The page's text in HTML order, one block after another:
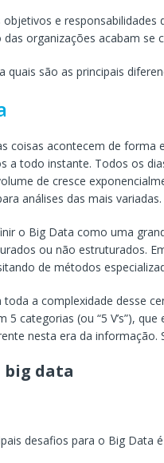
e
organizações acabam se
quais são as principais
coisas acontecem de forma
a todo instante. Todos os
de cresce
análises das mais variadas.
o Big Data como uma
ou não estruturados.
de métodos
toda a complexidade desse
5 categorias (ou “5 V’s”),
nesta era da informação.
big data
desafios para o Big Data